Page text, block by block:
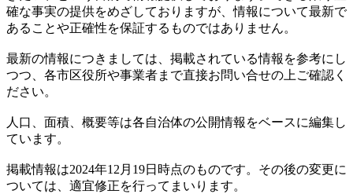
確な事実の提供をめざしておりますが、情報について最新で
あることや正確性を保証するものではありません。
最新の情報につきましては、掲載されている情報を参考にし
つつ、各市区役所や事業者まで直接お問い合せの上ご確認く
ださい。
人口、面積、概要等は各自治体の公開情報をベースに編集し
ています。
掲載情報は2024年12月19日時点のものです。その後の変更に
ついては、適宜修正を行ってまいります。